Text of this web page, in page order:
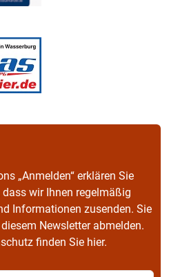
„Anmelden“ erklären Sie
wir Ihnen regelmäßig
Informationen zusenden. Sie
Newsletter abmelden.
finden Sie hier.